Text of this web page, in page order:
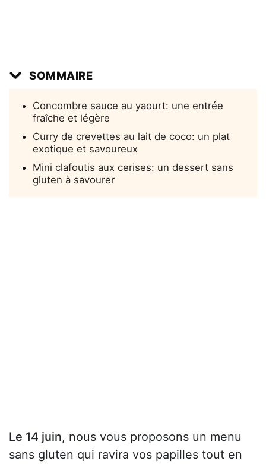
SOMMAIRE
Concombre sauce au yaourt: une entrée
fraîche et légère
Curry de crevettes au lait de coco: un plat
exotique et savoureux
Mini clafoutis aux cerises: un dessert sans
gluten à savourer
Le 14 juin, nous vous proposons un menu
sans gluten qui ravira vos papilles tout en